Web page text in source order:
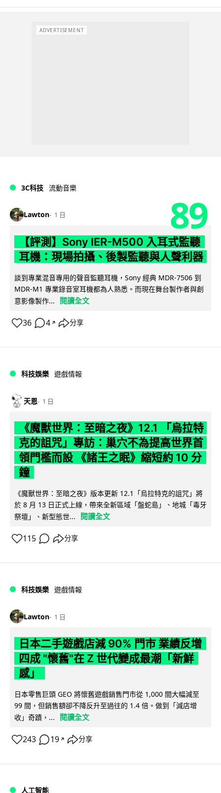
ADVERTISEMENT
3C科技 流動音樂
Lawton 1 日 89
【評測】Sony IER-M500 入耳式監聽
耳機：現場拍攝、後製監聽與人聲利器
談到專業混音專用的聲音監聽耳機，Sony 經典 MDR-7506 到
MDR-M1 專業錄音室耳機都為人熟悉。而現在舞台製作者與創
意影像製作...
閱讀全文
36 4 ↗ 分享
科技娛樂 遊戲情報
天恩 1 日
《魔獸世界：至暗之夜》12.1 「烏拉特
克的詛咒」專訪：巢穴不為提高世界首
領門檻而設 《諸王之眠》縮短約 10 分
鐘
《魔獸世界：至暗之夜》版本更新 12.1「烏拉特克的詛咒」將
於 8 月 13 日正式上線，帶來全新區域「盤蛇島」、地城「毒牙
祭壇」、新型態世...
閱讀全文
115 分享
科技娛樂 遊戲情報
Lawton 1 日
日本二手遊戲店減 90% 門市 業績反增
四成 "懷舊"在 Z 世代變成最潮「新鮮
感」
日本零售巨頭 GEO 將懷舊遊戲銷售門市從 1,000 間大幅減至
99 間，但銷售額卻不降反升至過往的 1.4 倍。做到「減店增
收」奇蹟，...
閱讀全文
243 19 ↗ 分享
人工智能